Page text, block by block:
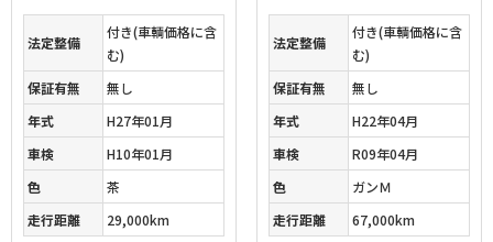
法定整備
付き(車輌価格に含
む)
保証有無
無し
年式
H27年01月
車検
H10年01月
色
茶
走行距離
29,000km
法定整備
付き(車輌価格に含
む)
保証有無
無し
年式
H22年04月
車検
R09年04月
色
ガンＭ
走行距離
67,000km